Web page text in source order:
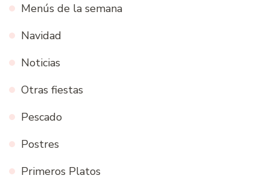
Menús de la semana
Navidad
Noticias
Otras fiestas
Pescado
Postres
Primeros Platos